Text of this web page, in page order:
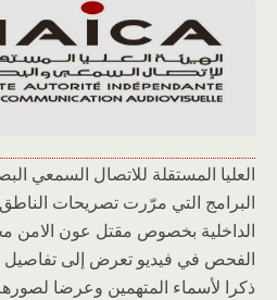
العليا المستقلة للاتصال السمعي
البرامج التي مرّرت تصريحات
الداخلية بخصوص مقتل عون الامن
الفحص في فيديو تعرض إلى
ذكرا لأسماء المتهمين وعرضا